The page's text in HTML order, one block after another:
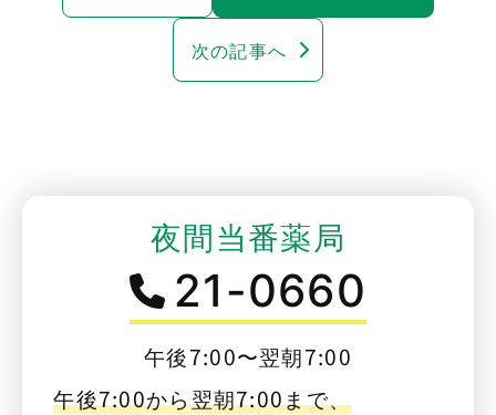
次の記事へ
夜間当番薬局
21-0660
午後7:00〜翌朝7:00
午後7:00から翌朝7:00まで、